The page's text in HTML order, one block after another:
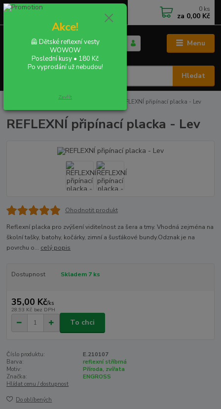
Menu
CZK
Hledat
+420 702 855 412
0 ks
za 0,00 Kč
REFLEXNÍ PLACKY - buttony REFLEXNÍ připínací placka - Lev
REFLEXNÍ připínací placka - Lev
Ohodnotit produkt
Reflexní placka pro zvýšení viditelnost za šera a tmy. Vhodná zejména na
školní tašky, batohy, kočárky, zimní a šusťákové bundy.Odznak je na
povrchu o... celý popis
Dostupnost Skladem 7 ks
35,00 Kč/ks
28,93 Kč bez DPH
To chci
Číslo produktu:
E.210107
Barva:
reflexní stříbrná
Motiv:
Příroda, zvířata
Značka:
ENGROSS
Hlídat cenu / dostupnost
Do oblíbených
Akce!
🦺 Dětské reflexní vesty
WOWOW
Poslední kusy • 180 Kč
Po vyprodání už nebudou!
Zavřít